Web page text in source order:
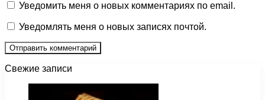
Уведомить меня о новых комментариях по email.
Уведомлять меня о новых записях почтой.
Свежие записи